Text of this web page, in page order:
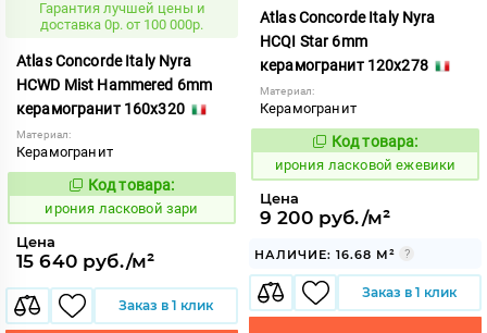
Гарантия лучшей цены и
доставка 0р. от 100 000р.
Atlas Concorde Italy Nyra
HCWD Mist Hammered 6mm
керамогранит 160x320
Материал:
Керамогранит
1099028
Код товара:
ирония ласковой зари
Цена
15 640 руб./м²
Заказ в 1 клик
Atlas Concorde Italy Nyra
HCQI Star 6mm
керамогранит 120x278
Материал:
Керамогранит
1099024
Код товара:
ирония ласковой ежевики
Цена
9 200 руб./м²
НАЛИЧИЕ: 16.68 М²
Заказ в 1 клик